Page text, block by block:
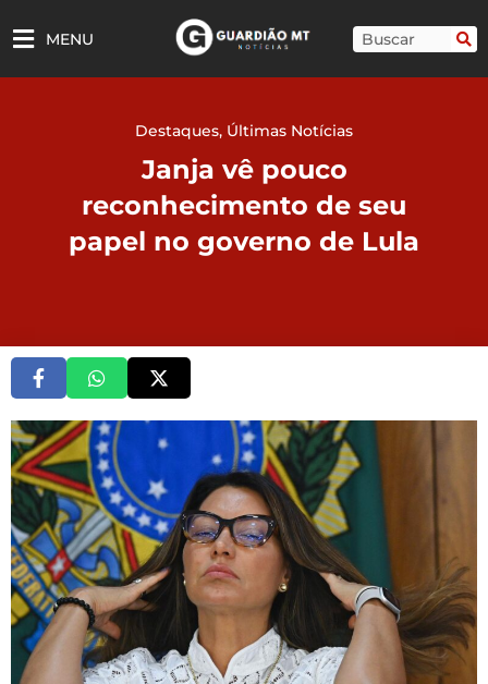
para
MENU Pesquisar
Destaques, Últimas Notícias
Janja vê pouco
reconhecimento de seu
papel no governo de Lula